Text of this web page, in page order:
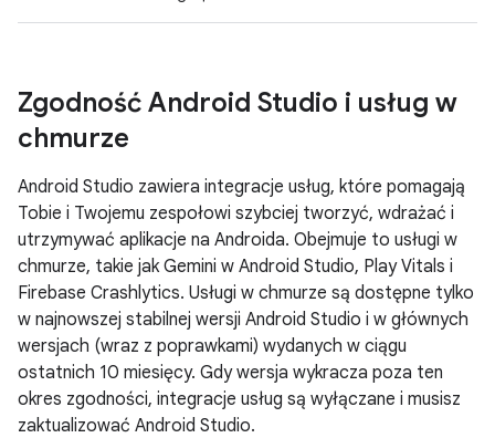
Zgodność Android Studio i usług w
chmurze
Android Studio zawiera integracje usług, które pomagają
Tobie i Twojemu zespołowi szybciej tworzyć, wdrażać i
utrzymywać aplikacje na Androida. Obejmuje to usługi w
chmurze, takie jak Gemini w Android Studio, Play Vitals i
Firebase Crashlytics. Usługi w chmurze są dostępne tylko
w najnowszej stabilnej wersji Android Studio i w głównych
wersjach (wraz z poprawkami) wydanych w ciągu
ostatnich 10 miesięcy. Gdy wersja wykracza poza ten
okres zgodności, integracje usług są wyłączane i musisz
zaktualizować Android Studio.